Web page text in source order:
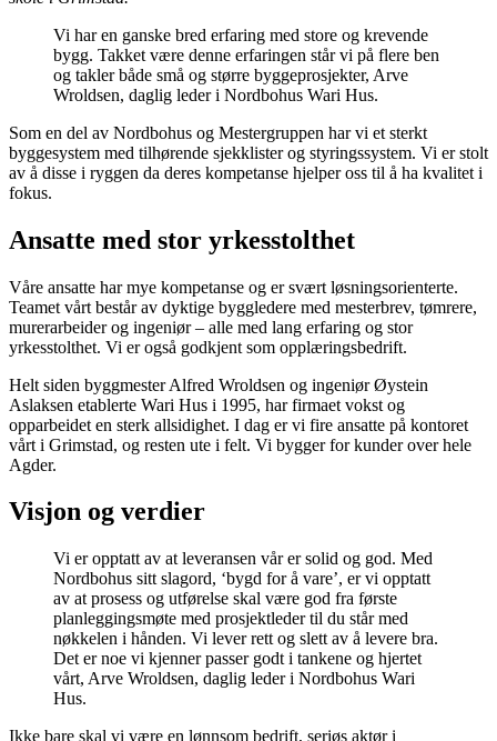
Vi har en ganske bred erfaring med store og krevende
bygg. Takket være denne erfaringen står vi på flere ben
og takler både små og større byggeprosjekter, Arve
Wroldsen, daglig leder i Nordbohus Wari Hus.
Som en del av Nordbohus og Mestergruppen har vi et sterkt
byggesystem med tilhørende sjekklister og styringssystem. Vi er stolt
av å disse i ryggen da deres kompetanse hjelper oss til å ha kvalitet i
fokus.
Ansatte med stor yrkesstolthet
Våre ansatte har mye kompetanse og er svært løsningsorienterte.
Teamet vårt består av dyktige byggledere med mesterbrev, tømrere,
murerarbeider og ingeniør – alle med lang erfaring og stor
yrkesstolthet. Vi er også godkjent som opplæringsbedrift.
Helt siden byggmester Alfred Wroldsen og ingeniør Øystein
Aslaksen etablerte Wari Hus i 1995, har firmaet vokst og
opparbeidet en sterk allsidighet. I dag er vi fire ansatte på kontoret
vårt i Grimstad, og resten ute i felt. Vi bygger for kunder over hele
Agder.
Visjon og verdier
Vi er opptatt av at leveransen vår er solid og god. Med
Nordbohus sitt slagord, ‘bygd for å vare’, er vi opptatt
av at prosess og utførelse skal være god fra første
planleggingsmøte med prosjektleder til du står med
nøkkelen i hånden. Vi lever rett og slett av å levere bra.
Det er noe vi kjenner passer godt i tankene og hjertet
vårt, Arve Wroldsen, daglig leder i Nordbohus Wari
Hus.
Ikke bare skal vi være en lønnsom bedrift, seriøs aktør i